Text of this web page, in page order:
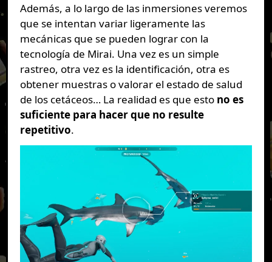
Además, a lo largo de las inmersiones veremos
que se intentan variar ligeramente las
mecánicas que se pueden lograr con la
tecnología de Mirai. Una vez es un simple
rastreo, otra vez es la identificación, otra es
obtener muestras o valorar el estado de salud
de los cetáceos… La realidad es que estono es
suficiente para hacer que no resulte
repetitivo.